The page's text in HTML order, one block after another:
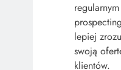
lepiej
swoją
klientów.